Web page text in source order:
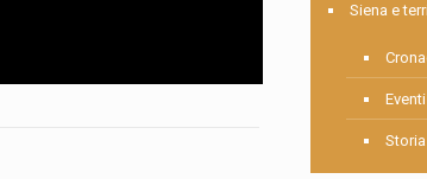
Siena e
Eventi